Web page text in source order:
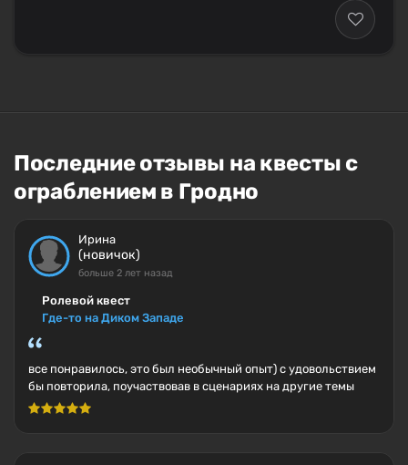
Последние отзывы на квесты с
ограблением в Гродно
Ирина
(новичок)
больше 2 лет назад
Ролевой квест
Где-то на Диком Западе
все понравилось, это был необычный опыт) с удовольствием
бы повторила, поучаствовав в сценариях на другие темы